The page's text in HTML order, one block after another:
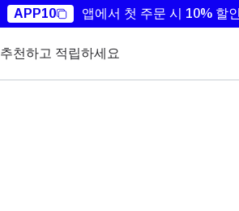
APP10 앱에서 첫 주문 시 10% 할
추천하고 적립하세요